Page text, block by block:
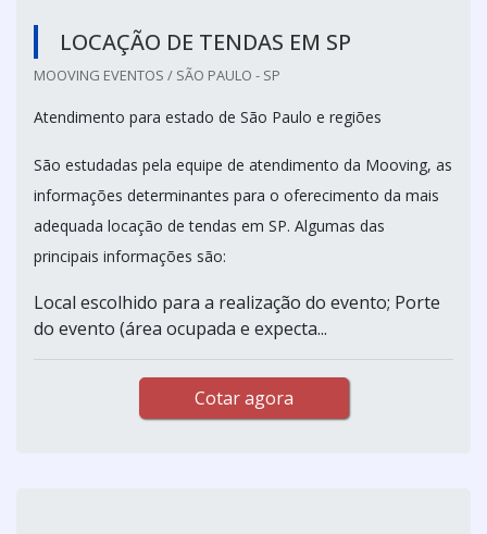
LOCAÇÃO DE TENDAS EM SP
MOOVING EVENTOS / SÃO PAULO - SP
Atendimento para estado de São Paulo e regiões
São estudadas pela equipe de atendimento da Mooving, as
informações determinantes para o oferecimento da mais
adequada locação de tendas em SP. Algumas das
principais informações são:
Local escolhido para a realização do evento; Porte
do evento (área ocupada e expecta...
Cotar agora